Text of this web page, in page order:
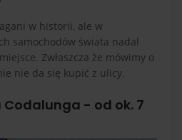
w historii, ale w
samochodów świata nadal
Zwłaszcza że mówimy o
nie da się kupić z ulicy.
Codalunga - od ok. 7